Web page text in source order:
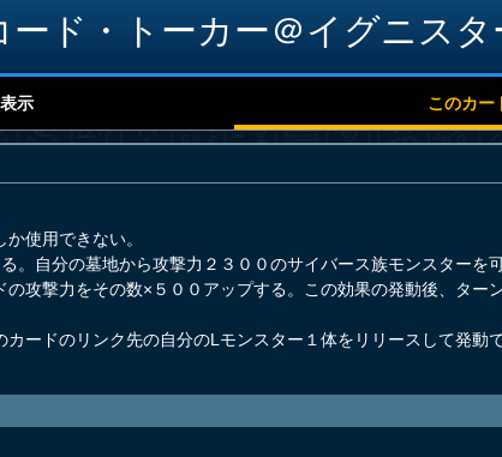
ード・トーカー＠イグニスタ
示 このカー
使用できない。
。自分の墓地から攻撃力２３００のサイバース族モンスターを
攻撃力をその数×５００アップする。この効果の発動後、ター
ードのリンク先の自分のLモンスター１体をリリースして発動